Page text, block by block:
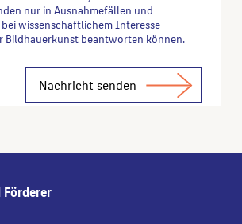
nur in Ausnahmefällen und
wissenschaftlichem Interesse
Bildhauerkunst beantworten können.